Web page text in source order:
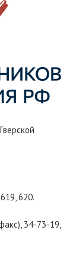
620.
34-73-19,